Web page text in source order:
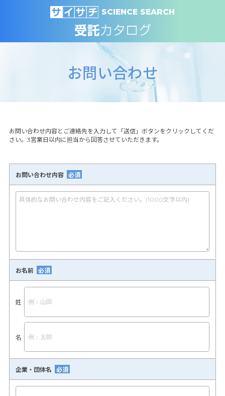
SCIENCE SEARCH
お問い合わせ
お問い合わせ内容とご連絡先を入力して「送信」ボタンをクリックしてくだ
さい。3営業日以内に担当から回答させていただきます。
お問い合わせ内容
お名前
姓
名
企業・団体名